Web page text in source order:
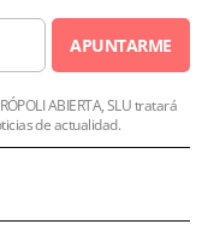
APUNTARME
ABIERTA, SLU tratará
de actualidad.